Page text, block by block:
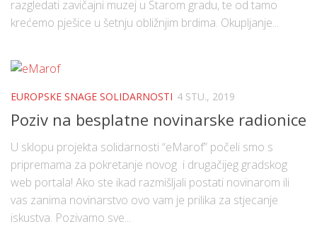
razgledati zavičajni muzej u Starom gradu, te od tamo
krećemo pješice u šetnju obližnjim brdima. Okupljanje...
EUROPSKE SNAGE SOLIDARNOSTI 4 STU., 2019
Poziv na besplatne novinarske radionice
U sklopu projekta solidarnosti “eMarof” počeli smo s
pripremama za pokretanje novog i drugačijeg gradskog
web portala! Ako ste ikad razmišljali postati novinarom ili
vas zanima novinarstvo ovo vam je prilika za stjecanje
iskustva. Pozivamo sve...